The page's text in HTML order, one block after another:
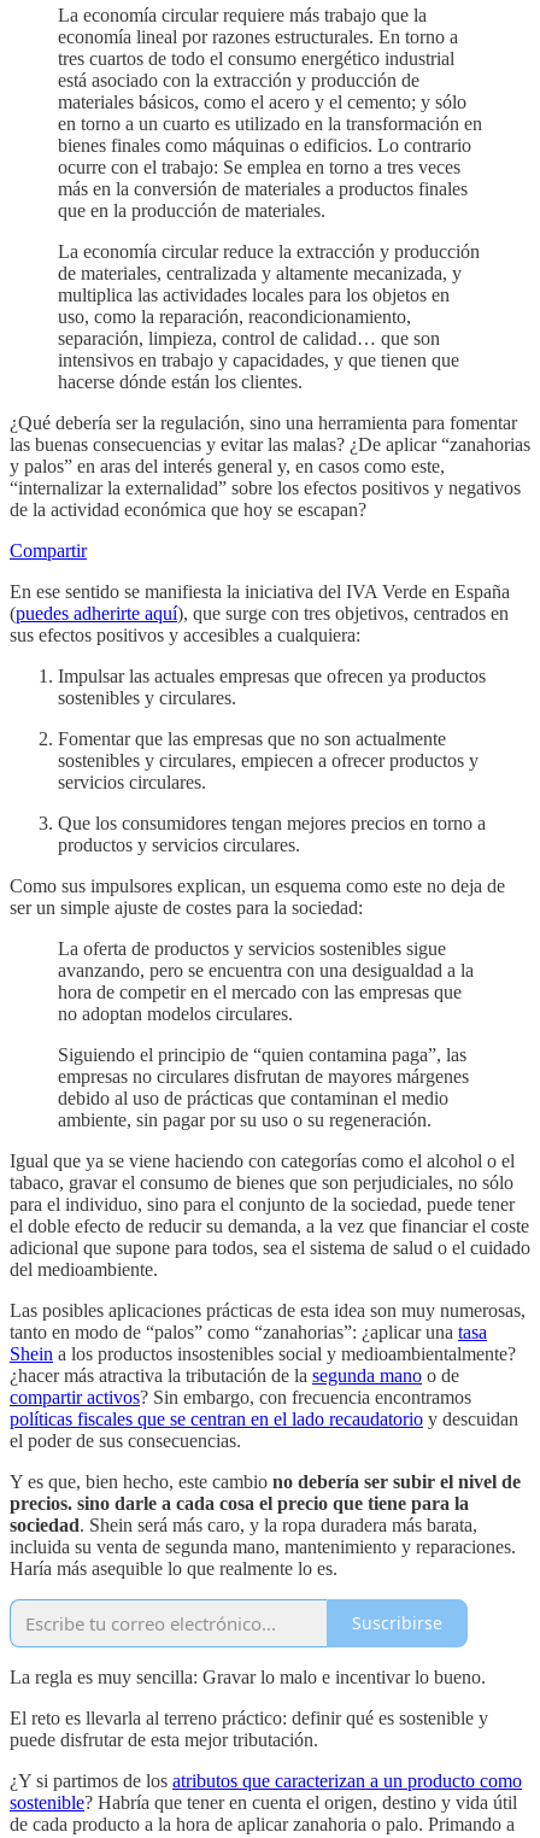
La economía circular requiere más trabajo que la
economía lineal por razones estructurales. En torno a
tres cuartos de todo el consumo energético industrial
está asociado con la extracción y producción de
materiales básicos, como el acero y el cemento; y sólo
en torno a un cuarto es utilizado en la transformación en
bienes finales como máquinas o edificios. Lo contrario
ocurre con el trabajo: Se emplea en torno a tres veces
más en la conversión de materiales a productos finales
que en la producción de materiales.
La economía circular reduce la extracción y producción
de materiales, centralizada y altamente mecanizada, y
multiplica las actividades locales para los objetos en
uso, como la reparación, reacondicionamiento,
separación, limpieza, control de calidad… que son
intensivos en trabajo y capacidades, y que tienen que
hacerse dónde están los clientes.
¿Qué debería ser la regulación, sino una herramienta para fomentar
las buenas consecuencias y evitar las malas? ¿De aplicar “zanahorias
y palos” en aras del interés general y, en casos como este,
“internalizar la externalidad” sobre los efectos positivos y negativos
de la actividad económica que hoy se escapan?
Compartir
En ese sentido se manifiesta la iniciativa del IVA Verde en España
(puedes adherirte aquí), que surge con tres objetivos, centrados en
sus efectos positivos y accesibles a cualquiera:
Impulsar las actuales empresas que ofrecen ya productos
sostenibles y circulares.
Fomentar que las empresas que no son actualmente
sostenibles y circulares, empiecen a ofrecer productos y
servicios circulares.
Que los consumidores tengan mejores precios en torno a
productos y servicios circulares.​
Como sus impulsores explican, un esquema como este no deja de
ser un simple ajuste de costes para la sociedad:
La oferta de productos y servicios sostenibles sigue
avanzando, pero se encuentra con una desigualdad a la
hora de competir en el mercado con las empresas que
no adoptan modelos circulares.
Siguiendo el principio de “quien contamina paga”, las
empresas no circulares disfrutan de mayores márgenes
debido al uso de prácticas que contaminan el medio
ambiente, sin pagar por su uso o su regeneración.
Igual que ya se viene haciendo con categorías como el alcohol o el
tabaco, gravar el consumo de bienes que son perjudiciales, no sólo
para el individuo, sino para el conjunto de la sociedad, puede tener
el doble efecto de reducir su demanda, a la vez que financiar el coste
adicional que supone para todos, sea el sistema de salud o el cuidado
del medioambiente.
Las posibles aplicaciones prácticas de esta idea son muy numerosas,
tanto en modo de “palos” como “zanahorias”: ¿aplicar una tasa
Shein a los productos insostenibles social y medioambientalmente?
¿hacer más atractiva la tributación de la segunda mano o de
compartir activos? Sin embargo, con frecuencia encontramos
políticas fiscales que se centran en el lado recaudatorio y descuidan
el poder de sus consecuencias.
Y es que, bien hecho, este cambio no debería ser subir el nivel de
precios. sino darle a cada cosa el precio que tiene para la
sociedad. Shein será más caro, y la ropa duradera más barata,
incluida su venta de segunda mano, mantenimiento y reparaciones.
Haría más asequible lo que realmente lo es.
Suscribirse
La regla es muy sencilla: Gravar lo malo e incentivar lo bueno.
El reto es llevarla al terreno práctico: definir qué es sostenible y
puede disfrutar de esta mejor tributación.
¿Y si partimos de los atributos que caracterizan a un producto como
sostenible? Habría que tener en cuenta el origen, destino y vida útil
de cada producto a la hora de aplicar zanahoria o palo. Primando a